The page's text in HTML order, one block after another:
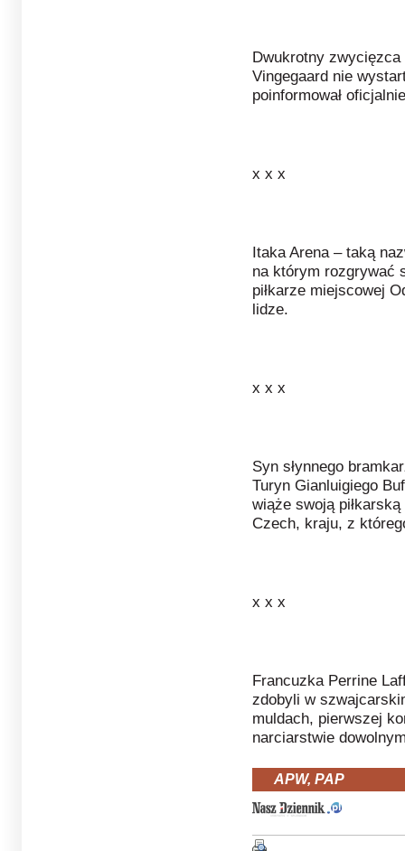
Dwukrotny
Vingegaard nie
poinformował
x x x
Itaka Arena – taką
na którym rozgrywać
piłkarze miejscowej
lidze.
x x x
Syn słynnego
Turyn Gianluigiego
wiąże swoją
Czech, kraju, z
x x x
Francuzka Perrine
zdobyli w
muldach, pierwszej
narciarstwie
APW, PAP